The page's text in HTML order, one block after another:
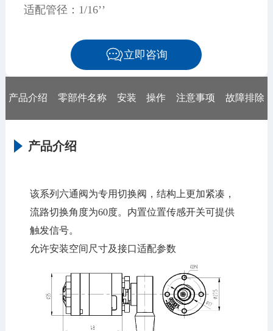
适配管径：1/16’’
立即咨询
产品介绍 零部件名称 安装 操作 注意事项 故障排除
产品介绍
该系列六通阀为专用切换阀，结构上更加紧凑，
流路切换角度为60度。内置位置传感开关可提供
触发信号。
允许安装空间尺寸及接口适配参数